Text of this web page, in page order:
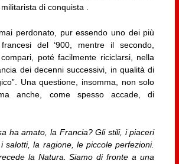
di conquista .
perdonato, pur essendo uno dei più
del ‘900, mentre il secondo,
poté facilmente riciclarsi, nella
dei decenni successivi, in qualità di
Una questione, insomma, non solo
anche, come spesso accade, di
ha amato, la Francia? Gli stili, i piaceri
i salotti, la ragione, le piccole perfezioni.
la Natura. Siamo di fronte a una